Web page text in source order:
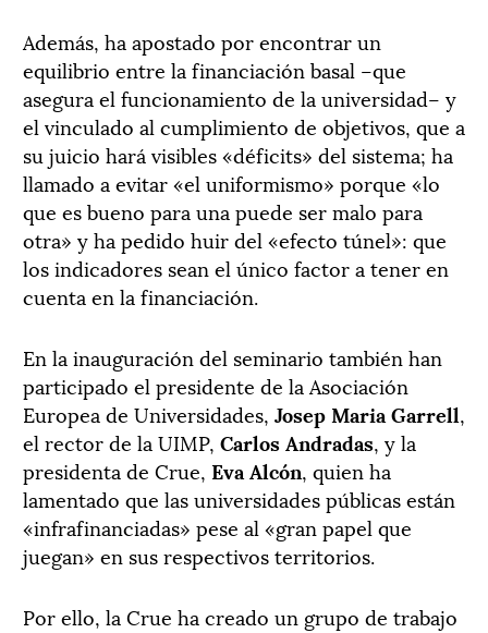
Además, ha apostado por encontrar un
equilibrio entre la financiación basal –que
asegura el funcionamiento de la universidad– y
el vinculado al cumplimiento de objetivos, que a
su juicio hará visibles «déficits» del sistema; ha
llamado a evitar «el uniformismo» porque «lo
que es bueno para una puede ser malo para
otra» y ha pedido huir del «efecto túnel»: que
los indicadores sean el único factor a tener en
cuenta en la financiación.
En la inauguración del seminario también han
participado el presidente de la Asociación
Europea de Universidades, Josep Maria Garrell,
el rector de la UIMP, Carlos Andradas, y la
presidenta de Crue, Eva Alcón, quien ha
lamentado que las universidades públicas están
«infrafinanciadas» pese al «gran papel que
juegan» en sus respectivos territorios.
Por ello, la Crue ha creado un grupo de trabajo